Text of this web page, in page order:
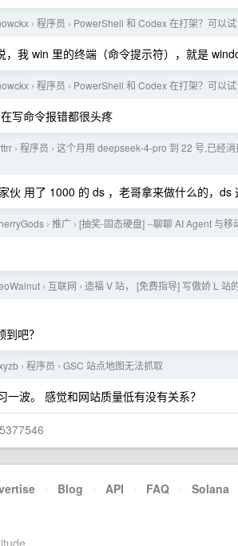
› 程序员 › PowerShell 和 Codex 在打架？可以
，我 win 里的终端（命令提示符），就是
› 程序员 › PowerShell 和 Codex 在打架？可以
写命令报错都很头疼
› 程序员 › 这个月用 deepseek-4-pro 到 22 号,已经
伙 用了 1000 的 ds ，老哥拿来做什么的，ds
› 推广 › [抽奖-固态硬盘] --聊聊 AI Agent 与
› 互联网 › 造福 V 站， [免费指导] 写傲娇 L 站
吧？
› 程序员 › GSC 站点地图无法抓取
一波。 感觉和网站质量低有没有关系？
· Blog · API · FAQ · Solana